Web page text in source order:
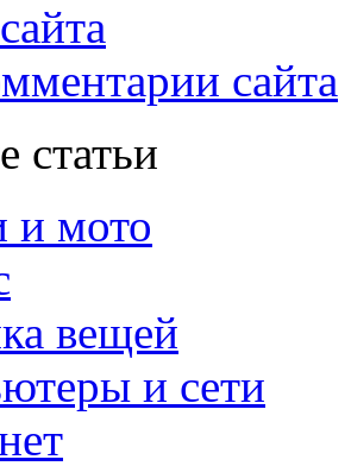
сайта
статьи
и мото
вещей
и сети